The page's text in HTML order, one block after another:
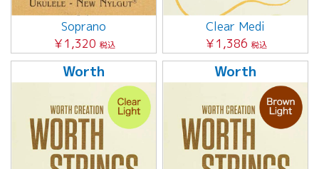
Soprano
￥1,320 税込
Clear Medi
￥1,386 税込
Worth Worth